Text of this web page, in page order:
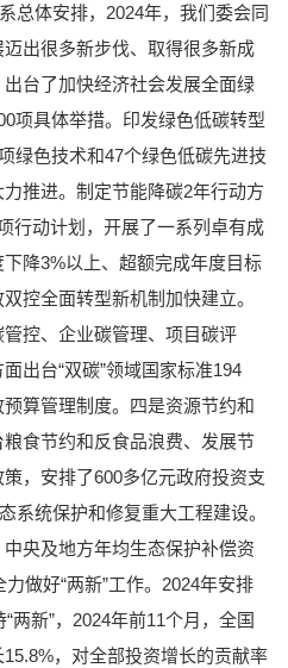
总体安排，2024年，我们委会同
出很多新步伐、取得很多新成
台了加快经济社会发展全面绿
项具体举措。印发绿色低碳转型
绿色技术和47个绿色低碳先进技
推进。制定节能降碳2年行动方
行动计划，开展了一系列卓有成
降3%以上、超额完成年度目标
控全面转型新机制加快建立。
控、企业碳管理、项目碳评
出台“双碳”领域国家标准194
算管理制度。四是资源节约和
食节约和反食品浪费、发展节
，安排了600多亿元政府投资支
系统保护和修复重大工程建设。
央及地方年均生态保护补偿资
做好“两新”工作。2024年安排
两新”，2024年前11个月，全国
，对全部投资增长的贡献率